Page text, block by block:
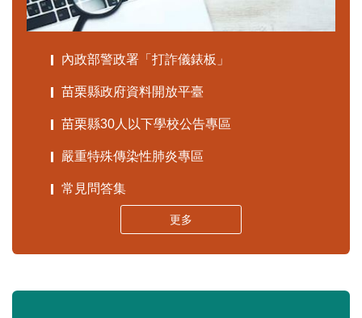
內政部警政署「打詐儀錶板」
苗栗縣政府資料開放平臺
苗栗縣30人以下學校公告專區
嚴重特殊傳染性肺炎專區
常見問答集
更多